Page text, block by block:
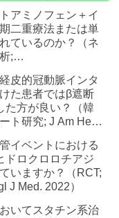
アミノフェン＋イ
二重療法または単
ているのか？（ネ
;
皮的冠動脈インタ
た患者ではβ遮断
た方が良い？（韓
ト研究; J Am Heart
イベントにおける
ドロクロロチアジ
いますか？（RCT;
J Med. 2022）
いてスタチン系治